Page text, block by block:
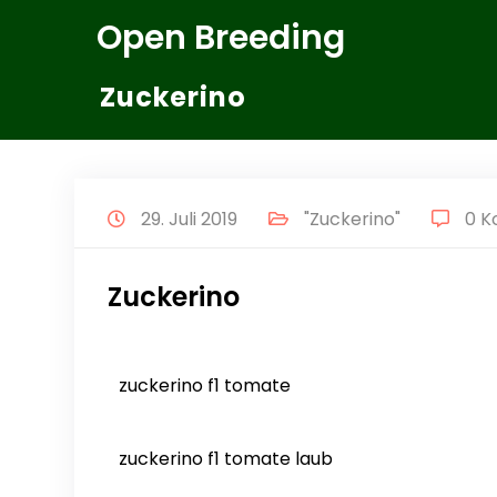
Open Breeding
Zuckerino
29. Juli 2019 "Zuckerino" 0
Zuckerino
zuckerino f1 tomate
zuckerino f1 tomate laub